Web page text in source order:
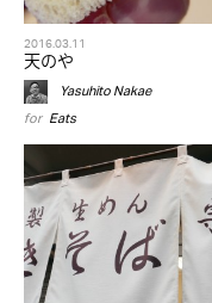
2016.03.11
天のや
Yasuhito Nakae
for Eats